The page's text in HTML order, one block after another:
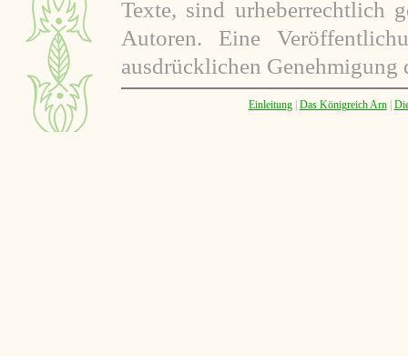
Texte, sind urheberrechtlich
Autoren. Eine
ausdrücklichen Genehmigung
Einleitung| Das Königreich Arn|